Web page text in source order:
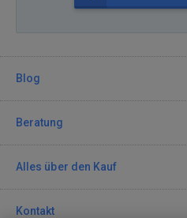
Blog
Beratung
Alles über den Kauf
Kontakt